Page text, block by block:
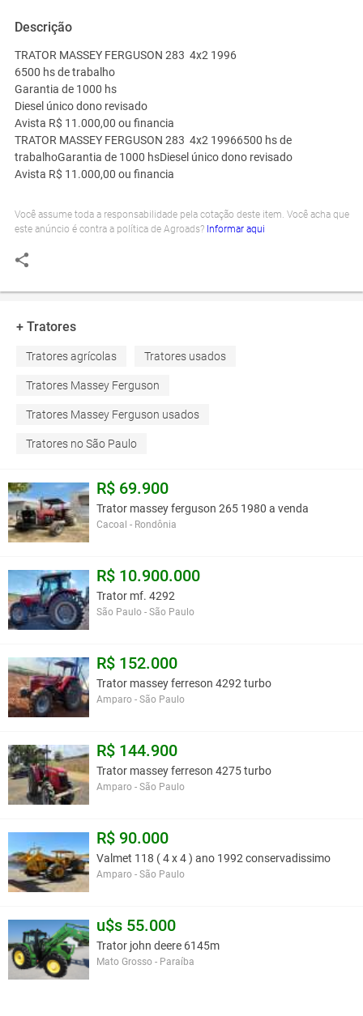
Descrição
TRATOR MASSEY FERGUSON 283 4x2 1996
6500 hs de trabalho
Garantia de 1000 hs
Diesel único dono revisado
Avista R$ 11.000,00 ou financia
TRATOR MASSEY FERGUSON 283 4x2 19966500 hs de
trabalhoGarantia de 1000 hsDiesel único dono revisado
Avista R$ 11.000,00 ou financia
Você assume toda a responsabilidade pela cotação deste item. Você acha que
este anúncio é contra a política de Agroads? Informar aqui
+ Tratores
Tratores agrícolas Tratores usados
Tratores Massey Ferguson
Tratores Massey Ferguson usados
Tratores no São Paulo
R$ 69.900
Trator massey ferguson 265 1980 a venda
Cacoal - Rondônia
R$ 10.900.000
Trator mf. 4292
São Paulo - São Paulo
R$ 152.000
Trator massey ferreson 4292 turbo
Amparo - São Paulo
R$ 144.900
Trator massey ferreson 4275 turbo
Amparo - São Paulo
R$ 90.000
Valmet 118 ( 4 x 4 ) ano 1992 conservadissimo
Amparo - São Paulo
u$s 55.000
Trator john deere 6145m
Mato Grosso - Paraíba